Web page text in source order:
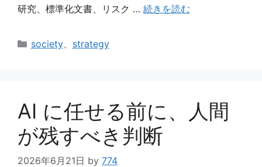
研究、標準化文書、リスク … 続きを読む
カ
society、 strategy
AI に任せる前に、人間
が残すべき判断
2026年6月21日 by 774